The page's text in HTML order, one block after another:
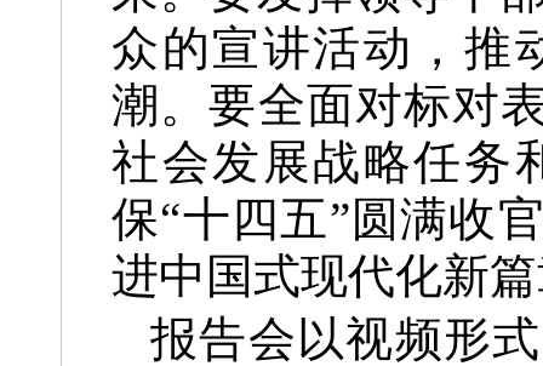
众的宣讲活动，推
潮。要全面对标对
社会发展战略任务
保“十四五”圆满收
进中国式现代化新
报告会以视频形